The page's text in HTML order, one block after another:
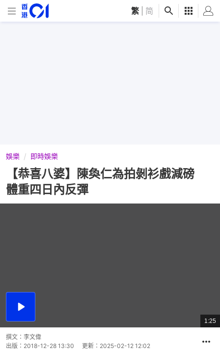
繁 简
娛樂 即時娛樂
【恭喜八婆】陳奐仁為拍剝衫戲減磅
體重四日內反彈
播
總
共
1:25
撰文： 李文偉
出版： 2018-12-28 13:30 更新： 2025-02-12 12:02